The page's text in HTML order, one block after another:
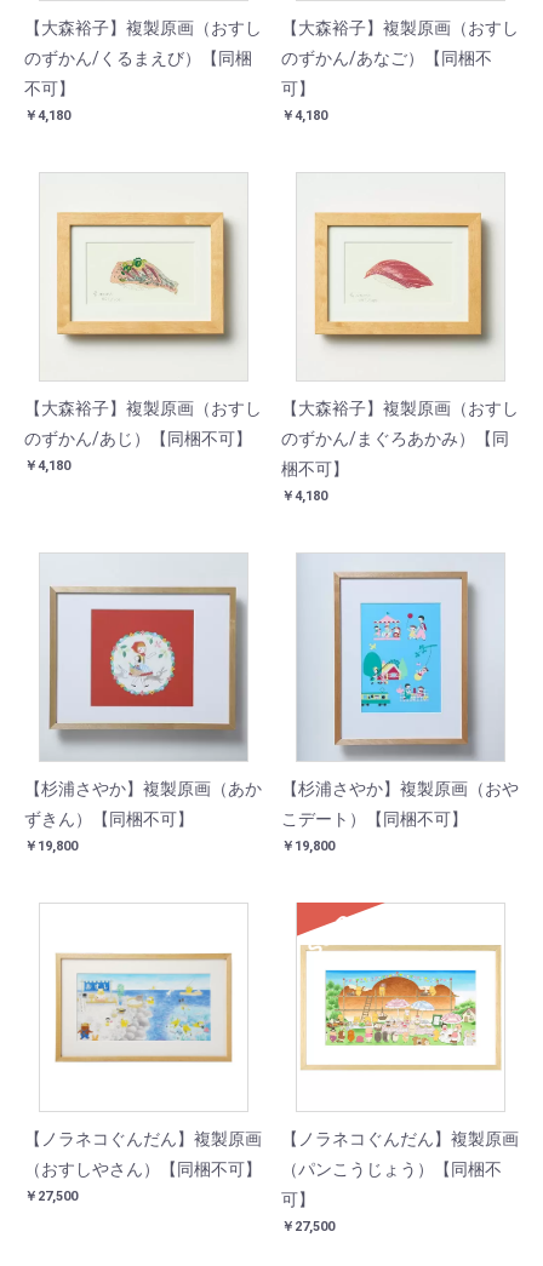
【大森裕子】複製原画（おすし
のずかん/くるまえび）【同梱
不可】
￥4,180
【大森裕子】複製原画（おすし
のずかん/あなご）【同梱不
可】
￥4,180
【大森裕子】複製原画（おすし
のずかん/あじ）【同梱不可】
￥4,180
【大森裕子】複製原画（おすし
のずかん/まぐろあかみ）【同
梱不可】
￥4,180
【杉浦さやか】複製原画（あか
ずきん）【同梱不可】
￥19,800
【杉浦さやか】複製原画（おや
こデート）【同梱不可】
￥19,800
【ノラネコぐんだん】複製原画
（おすしやさん）【同梱不可】
￥27,500
SOLD
【ノラネコぐんだん】複製原画
（パンこうじょう）【同梱不
可】
￥27,500